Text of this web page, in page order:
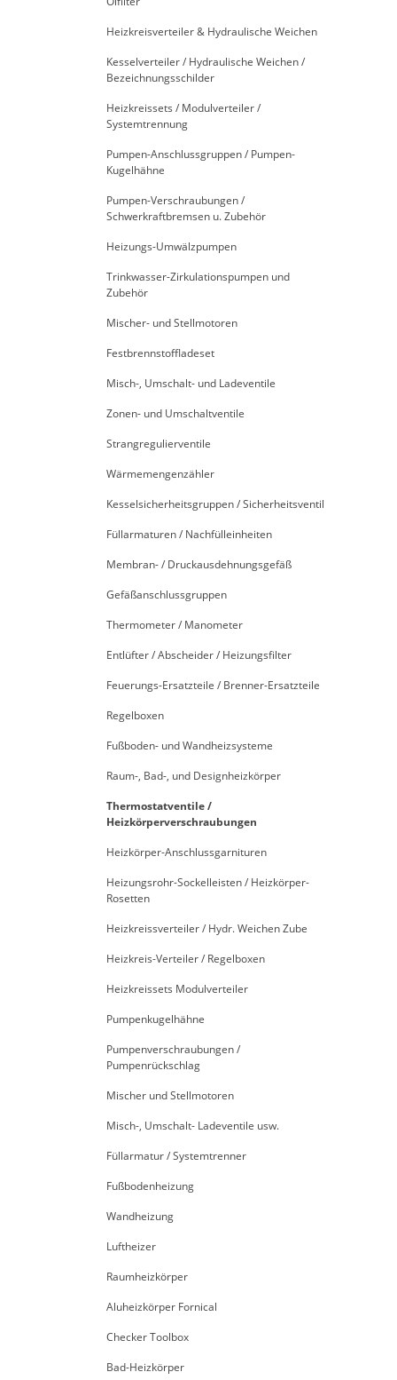
Heizkreisverteiler & Hydraulische Weichen
Kesselverteiler / Hydraulische Weichen /
Bezeichnungsschilder
Heizkreissets / Modulverteiler /
Systemtrennung
Pumpen-Anschlussgruppen / Pumpen-
Kugelhähne
Pumpen-Verschraubungen /
Schwerkraftbremsen u. Zubehör
Heizungs-Umwälzpumpen
Trinkwasser-Zirkulationspumpen und
Zubehör
Mischer- und Stellmotoren
Festbrennstoffladeset
Misch-, Umschalt- und Ladeventile
Zonen- und Umschaltventile
Strangregulierventile
Wärmemengenzähler
Kesselsicherheitsgruppen / Sicherheitsventil
Füllarmaturen / Nachfülleinheiten
Membran- / Druckausdehnungsgefäß
Gefäßanschlussgruppen
Thermometer / Manometer
Entlüfter / Abscheider / Heizungsfilter
Feuerungs-Ersatzteile / Brenner-Ersatzteile
Regelboxen
Fußboden- und Wandheizsysteme
Raum-, Bad-, und Designheizkörper
Thermostatventile /
Heizkörperverschraubungen
Heizkörper-Anschlussgarnituren
Heizungsrohr-Sockelleisten / Heizkörper-
Rosetten
Heizkreissverteiler / Hydr. Weichen Zube
Heizkreis-Verteiler / Regelboxen
Heizkreissets Modulverteiler
Pumpenkugelhähne
Pumpenverschraubungen /
Pumpenrückschlag
Mischer und Stellmotoren
Misch-, Umschalt- Ladeventile usw.
Füllarmatur / Systemtrenner
Fußbodenheizung
Wandheizung
Luftheizer
Raumheizkörper
Aluheizkörper Fornical
Checker Toolbox
Bad-Heizkörper